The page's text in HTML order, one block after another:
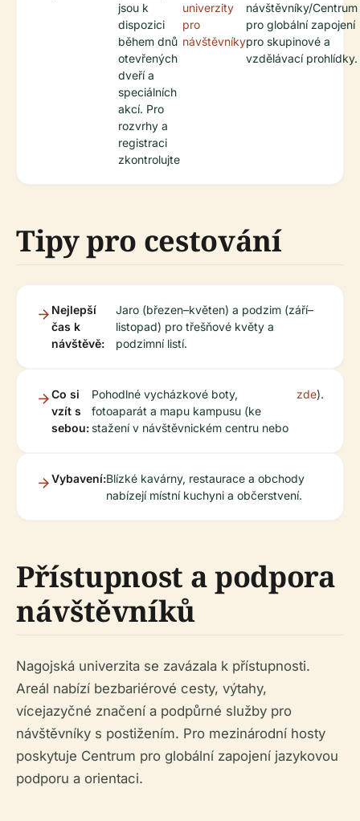
jsou k
dispozici
během dnů
otevřených
dveří a
speciálních
akcí. Pro
rozvrhy a
registraci
zkontrolujte
univerzity
pro
návštěvníky
návštěvníky/Centrum
pro globální zapojení
pro skupinové a
vzdělávací prohlídky.
Tipy pro cestování
Nejlepší
čas k
návštěvě:
Jaro (březen–květen) a podzim (září–
listopad) pro třešňové květy a
podzimní listí.
Co si
vzít s
sebou:
Pohodlné vycházkové boty,
fotoaparát a mapu kampusu (ke
stažení v návštěvnickém centru nebo
zde).
Vybavení:Blízké kavárny, restaurace a obchody
nabízejí místní kuchyni a občerstvení.
Přístupnost a podpora
návštěvníků
Nagojská univerzita se zavázala k přístupnosti.
Areál nabízí bezbariérové ​​cesty, výtahy,
vícejazyčné značení a podpůrné služby pro
návštěvníky s postižením. Pro mezinárodní hosty
poskytuje Centrum pro globální zapojení jazykovou
podporu a orientaci.